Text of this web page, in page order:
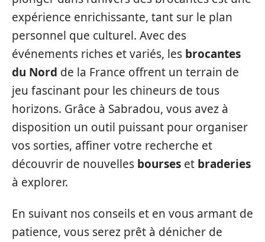
expérience enrichissante, tant sur le plan
personnel que culturel. Avec des
événements riches et variés, les brocantes
du Nord de la France offrent un terrain de
jeu fascinant pour les chineurs de tous
horizons. Grâce à Sabradou, vous avez à
disposition un outil puissant pour organiser
vos sorties, affiner votre recherche et
découvrir de nouvelles bourses et braderies
à explorer.
En suivant nos conseils et en vous armant de
patience, vous serez prêt à dénicher de